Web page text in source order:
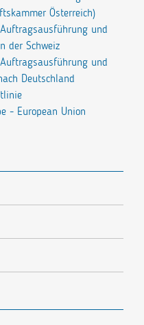
Österreich)
und
der Schweiz
und
Deutschland
- European Union